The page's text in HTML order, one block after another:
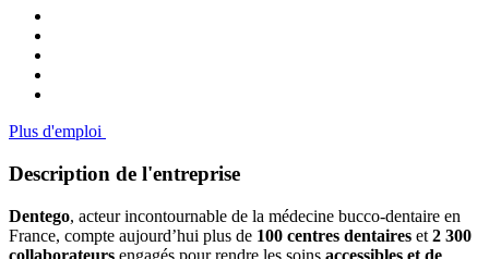
Plus d'emploi
Description de l'entreprise
Dentego, acteur incontournable de la médecine bucco-dentaire en
France, compte aujourd’hui plus de 100 centres dentaires et 2 300
collaborateurs engagés pour rendre les soins accessibles et de